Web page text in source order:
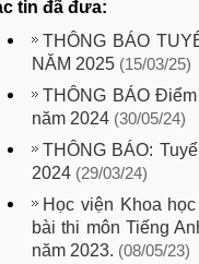
tin đã đưa:
THÔNG BÁO
NĂM 2025 (15/03/25)
THÔNG BÁO
năm 2024 (30/05/24)
THÔNG BÁO:
2024 (29/03/24)
Học viện Khoa
bài thi môn Tiếng
năm 2023. (08/05/23)